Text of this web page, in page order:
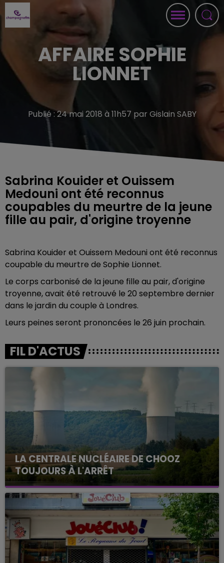
AFFAIRE SOPHIE
LIONNET
Publié : 24 mai 2018 à 11h57 par Gislain SABY
Sabrina Kouider et Ouissem
Medouni ont été reconnus
coupables du meurtre de la jeune
fille au pair, d'origine troyenne
Sabrina Kouider et Ouissem Medouni ont été reconnus
coupable du meurtre de Sophie Lionnet.
Le corps carbonisé de la jeune fille au pair, d'origine
troyenne, avait été retrouvé le 20 septembre dernier
dans le jardin du couple à Londres.
Leurs peines seront prononcées le 26 juin prochain.
FIL D'ACTUS
LA CENTRALE NUCLÉAIRE DE CHOOZ
TOUJOURS À L'ARRÊT
Cela fait déjà une semaine que la centrale
nucléaire ardennaise est à l'arrêt. Une situation
justifiée par la sécheresse intense qui est toujours
présente.